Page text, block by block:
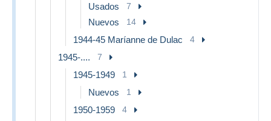
Usados 7
Nuevos 14
1944-45 Maríanne de Dulac 4
1945-.... 7
1945-1949 1
Nuevos 1
1950-1959 4